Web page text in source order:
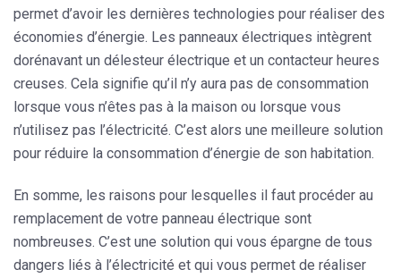
permet d’avoir les dernières technologies pour réaliser des
économies d’énergie. Les panneaux électriques intègrent
dorénavant un délesteur électrique et un contacteur heures
creuses. Cela signifie qu’il n’y aura pas de consommation
lorsque vous n’êtes pas à la maison ou lorsque vous
n’utilisez pas l’électricité. C’est alors une meilleure solution
pour réduire la consommation d’énergie de son habitation.
En somme, les raisons pour lesquelles il faut procéder au
remplacement de votre panneau électrique sont
nombreuses. C’est une solution qui vous épargne de tous
dangers liés à l’électricité et qui vous permet de réaliser